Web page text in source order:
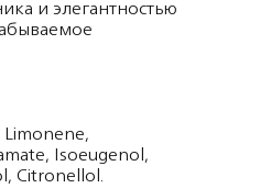
и элегантностью
Limonene,
Isoeugenol,
Citronellol.